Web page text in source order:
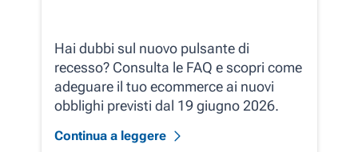
Hai dubbi sul nuovo pulsante di
recesso? Consulta le FAQ e scopri come
adeguare il tuo ecommerce ai nuovi
obblighi previsti dal 19 giugno 2026.
Continua a leggere